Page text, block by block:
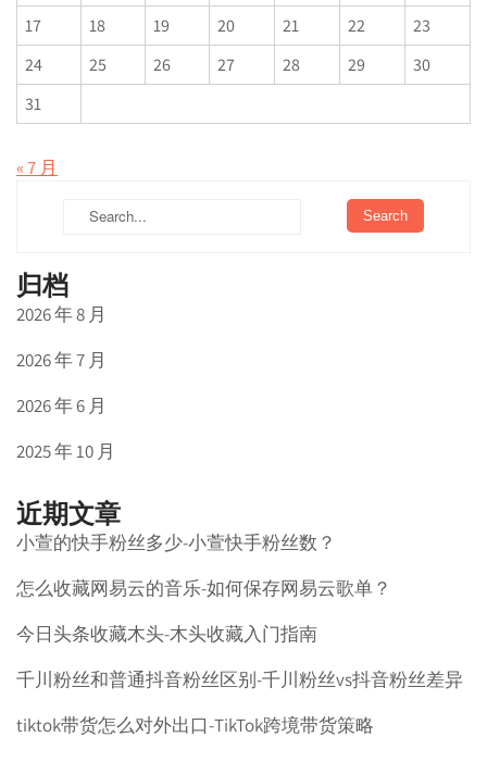
17
18 19 20 21 22
23
24
25 26 27 28 29
30
31
« 7 月
归档
2026 年 8 月
2026 年 7 月
2026 年 6 月
2025 年 10 月
近期文章
小萱的快手粉丝多少-小萱快手粉丝数？
怎么收藏网易云的音乐-如何保存网易云歌单？
今日头条收藏木头-木头收藏入门指南
千川粉丝和普通抖音粉丝区别-千川粉丝vs抖音粉丝差异
tiktok带货怎么对外出口-TikTok跨境带货策略